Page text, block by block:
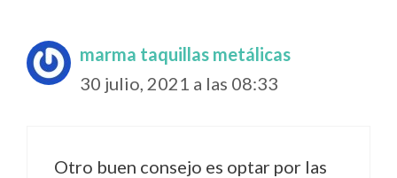
marma taquillas metálicas
30 julio, 2021 a las 08:33
Otro buen consejo es optar por las